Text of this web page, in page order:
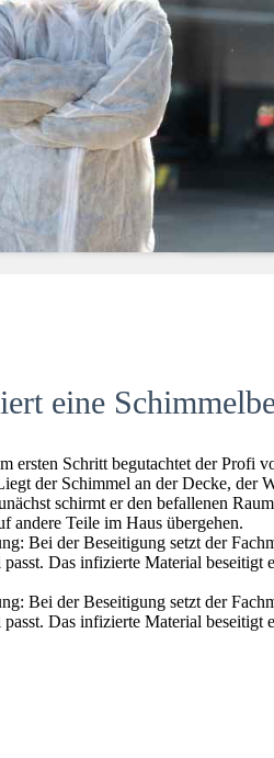
eine
ersten Schritt begutachtet der Profi
der Schimmel an der Decke, der
schirmt er den befallenen
andere Teile im Haus übergehen.
Bei der Beseitigung setzt der
passt. Das infizierte Material beseitigt
Bei der Beseitigung setzt der
passt. Das infizierte Material beseitigt